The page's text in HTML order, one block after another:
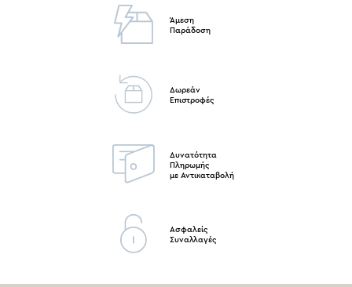
Άμεση
Παράδοση
Δωρεάν
Επιστροφές
Δυνατότητα
Πληρωμής
με Αντικαταβολή
Ασφαλείς
Συναλλαγές